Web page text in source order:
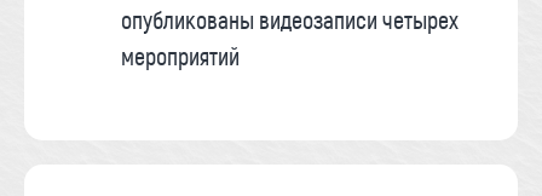
опубликованы видеозаписи четырех
мероприятий